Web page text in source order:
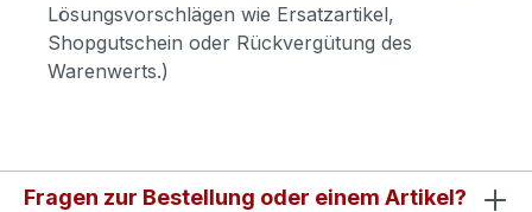
Lösungsvorschlägen wie Ersatzartikel,
Shopgutschein oder Rückvergütung des
Warenwerts.)
Fragen zur Bestellung oder einem Artikel?